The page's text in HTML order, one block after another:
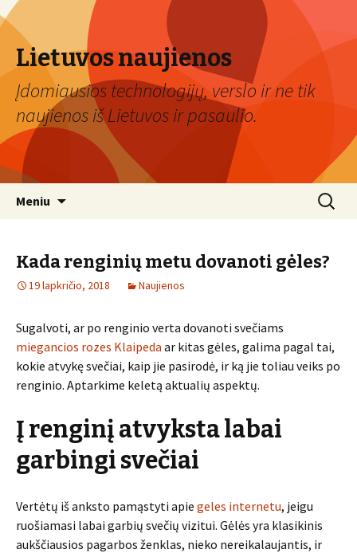
Lietuvos naujienos
Įdomiausios technologijų, verslo ir ne tik
naujienos iš Lietuvos ir pasaulio.
Meniu Ieškoti:
Kada renginių metu dovanoti gėles?
19 lapkričio, 2018 Naujienos
Sugalvoti, ar po renginio verta dovanoti svečiams
miegancios rozes Klaipeda ar kitas gėles, galima pagal tai,
kokie atvykę svečiai, kaip jie pasirodė, ir ką jie toliau veiks po
renginio. Aptarkime keletą aktualių aspektų.
Į renginį atvyksta labai
garbingi svečiai
Vertėtų iš anksto pamąstyti apie geles internetu, jeigu
ruošiamasi labai garbių svečių vizitui. Gėlės yra klasikinis
aukščiausios pagarbos ženklas, nieko nereikalaujantis, ir